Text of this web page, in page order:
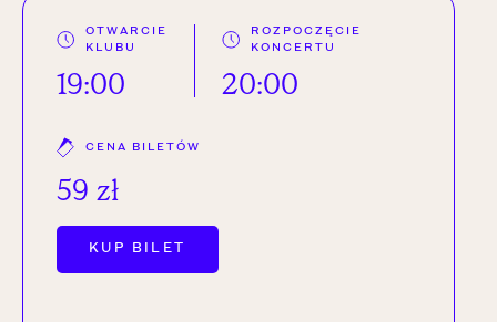
OTWARCIE
KLUBU
19:00
ROZPOCZĘCIE
KONCERTU
20:00
CENA BILETÓW
59 zł
KUP BILET